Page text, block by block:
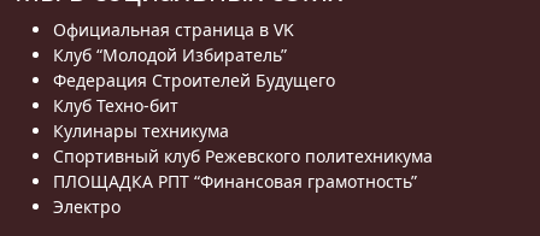
Официальная страница в VK
Клуб “Молодой Избиратель”
Федерация Строителей Будущего
Клуб Техно-бит
Кулинары техникума
Спортивный клуб Режевского политехникума
ПЛОЩАДКА РПТ “Финансовая грамотность”
Электро